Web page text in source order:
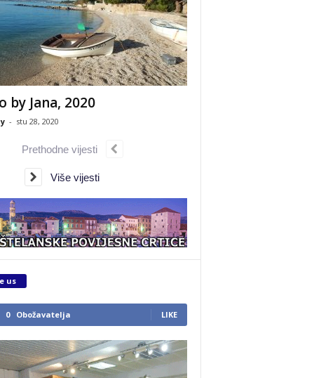
by Jana, 2020
- stu 28, 2020
Prethodne vijesti
Više vijesti
us
0 Obožavatelja LIKE